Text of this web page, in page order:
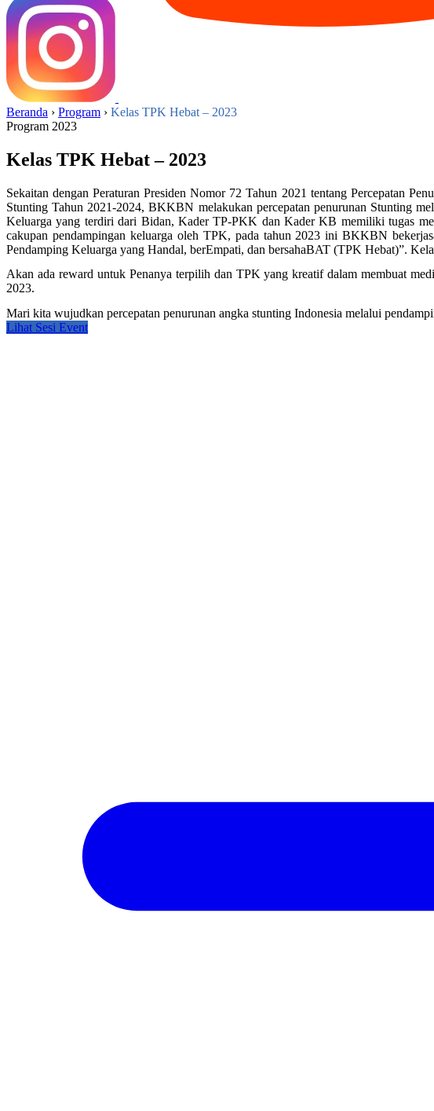
Beranda › Program › Kelas TPK Hebat – 2023
Program 2023
Kelas TPK Hebat – 2023
Sekaitan dengan Peraturan Presiden Nomor 72 Tahun 2021 tentang Percepatan
Stunting Tahun 2021-2024, BKKBN melakukan percepatan penurunan Stunting
Keluarga yang terdiri dari Bidan, Kader TP-PKK dan Kader KB memiliki tugas
cakupan pendampingan keluarga oleh TPK, pada tahun 2023 ini BKKBN
Pendamping Keluarga yang Handal, berEmpati, dan bersahaBAT (TPK Hebat)”.
Akan ada reward untuk Penanya terpilih dan TPK yang kreatif dalam membuat
2023.
Mari kita wujudkan percepatan penurunan angka stunting Indonesia melalui
Lihat Sesi Event